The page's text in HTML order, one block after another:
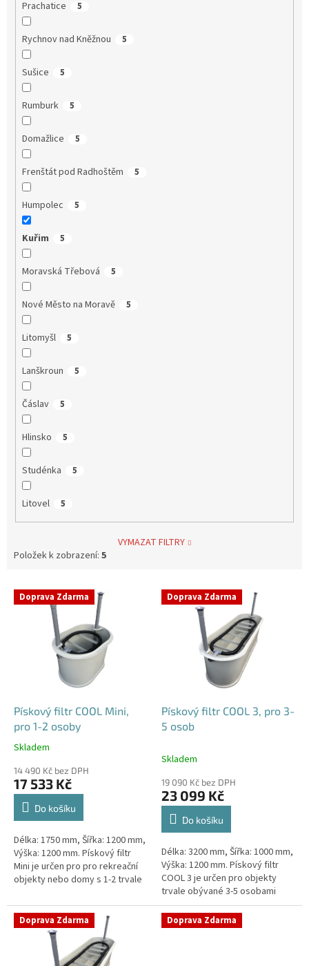
Prachatice 5
Rychnov nad Kněžnou 5
Sušice 5
Rumburk 5
Domažlice 5
Frenštát pod Radhoštěm 5
Humpolec 5
Kuřim 5
Moravská Třebová 5
Nové Město na Moravě 5
Litomyšl 5
Lanškroun 5
Čáslav 5
Hlinsko 5
Studénka 5
Litovel 5
VYMAZAT FILTRY
Položek k zobrazení: 5
V Doprava Zdarma
Pískový filtr COOL Mini,
pro 1-2 osoby
Průměrné
produktu
je
4,1
hvězdiček.
Skladem
14 490 Kč bez DPH
17 533 Kč
Do košíku
Délka: 1750 mm, Šířka: 1200 mm,
Výška: 1200 mm. Pískový filtr
Mini je určen pro pro rekreační
objekty nebo domy s 1-2 trvale
Doprava Zdarma
Pískový filtr COOL 3, pro 3-
5 osob
Skladem
19 090 Kč bez DPH
23 099 Kč
Do košíku
Délka: 3200 mm, Šířka: 1000 mm,
Výška: 1200 mm. Pískový filtr
COOL 3 je určen pro objekty
trvale obývané 3-5 osobami
Český výrobek!
Doprava Zdarma Doprava Zdarma